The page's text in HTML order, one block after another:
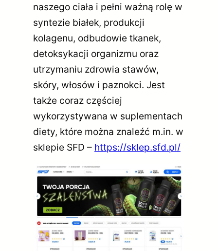
naszego ciała i pełni ważną rolę w
syntezie białek, produkcji
kolagenu, odbudowie tkanek,
detoksykacji organizmu oraz
utrzymaniu zdrowia stawów,
skóry, włosów i paznokci. Jest
także coraz częściej
wykorzystywana w suplementach
diety, które można znaleźć m.in. w
sklepie SFD – https://sklep.sfd.pl/